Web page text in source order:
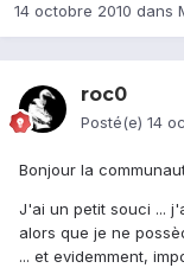
14 octobre 2010 dans
roc0
Posté(e) 14
Bonjour la
J'ai un petit souci ...
alors que je ne
... et evidemment,